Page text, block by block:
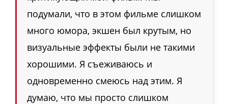
подумали, что в этом фильме слишком
много юмора, экшен был крутым, но
визуальные эффекты были не такими
хорошими. Я съеживаюсь и
одновременно смеюсь над этим. Я
думаю, что мы просто слишком